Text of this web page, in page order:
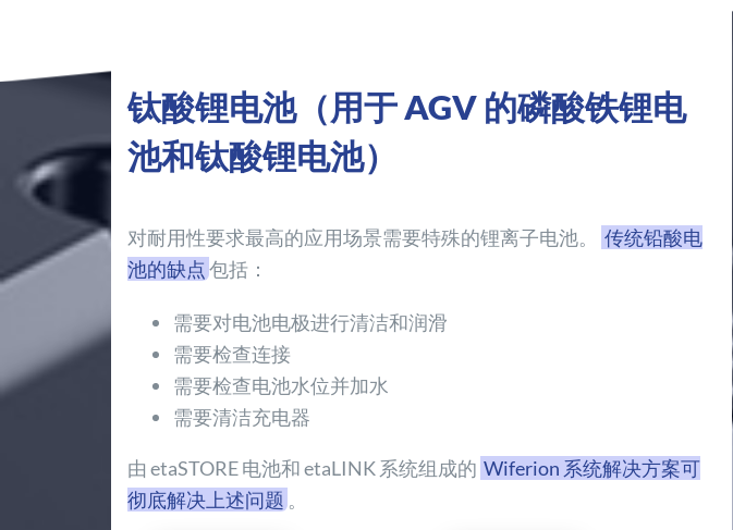
钛酸锂电池（用于 AGV 的磷酸铁锂电
池和钛酸锂电池）
对耐用性要求最高的应用场景需要特殊的锂离子电池。
传统铅酸电
池的缺点 包括：
需要对电池电极进行清洁和润滑
需要检查连接
需要检查电池水位并加水
需要清洁充电器
由 etaSTORE 电池和 etaLINK 系统组成的 Wiferion 系统解决方案可
彻底解决上述问题 。